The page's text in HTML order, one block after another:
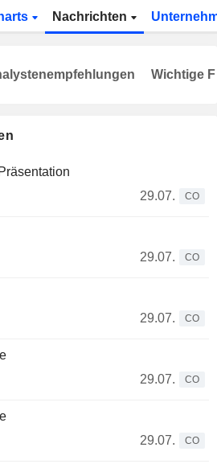
Nachrichten
29.07.
CO
29.07.
CO
29.07.
CO
29.07.
CO
29.07.
CO
Wichtige